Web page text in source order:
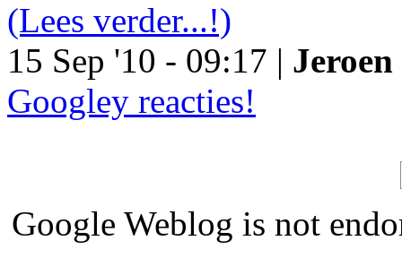
(Lees verder...!)
15 Sep '10 - 09:17 |
Googley reacties!
Google Weblog is not